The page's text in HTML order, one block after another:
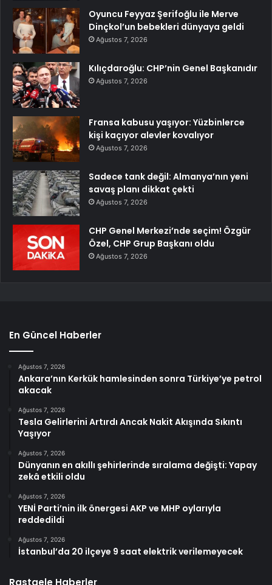
Oyuncu Feyyaz Şerifoğlu ile Merve
Dinçkol’un bebekleri dünyaya geldi
Ağustos 7, 2026
Kılıçdaroğlu: CHP’nin Genel Başkanıdır
Ağustos 7, 2026
Fransa kabusu yaşıyor: Yüzbinlerce
kişi kaçıyor alevler kovalıyor
Ağustos 7, 2026
Sadece tank değil: Almanya’nın yeni
savaş planı dikkat çekti
Ağustos 7, 2026
CHP Genel Merkezi’nde seçim! Özgür
Özel, CHP Grup Başkanı oldu
Ağustos 7, 2026
En Güncel Haberler
Ağustos 7, 2026
Ankara’nın Kerkük hamlesinden sonra Türkiye’ye petrol
akacak
Ağustos 7, 2026
Tesla Gelirlerini Artırdı Ancak Nakit Akışında Sıkıntı
Yaşıyor
Ağustos 7, 2026
Dünyanın en akıllı şehirlerinde sıralama değişti: Yapay
zekâ etkili oldu
Ağustos 7, 2026
YENİ Parti’nin ilk önergesi AKP ve MHP oylarıyla
reddedildi
Ağustos 7, 2026
İstanbul’da 20 ilçeye 9 saat elektrik verilemeyecek
Rastgele Haberler